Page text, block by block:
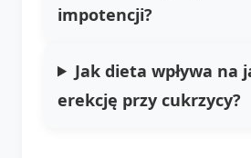
impotencji?
Jak dieta wpływa na
erekcję przy cukrzycy?